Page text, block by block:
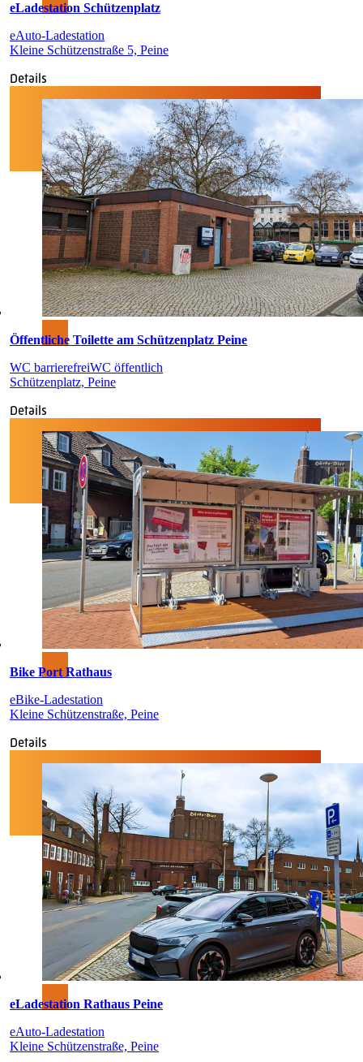
eLadestation Schützenplatz
eAuto-Ladestation
Kleine Schützenstraße 5, Peine
Details
Öffentliche Toilette am Schützenplatz Peine
WC barrierefreiWC öffentlich
Schützenplatz, Peine
Details
Bike Port Rathaus
eBike-Ladestation
Kleine Schützenstraße, Peine
Details
eLadestation Rathaus Peine
eAuto-Ladestation
Kleine Schützenstraße, Peine